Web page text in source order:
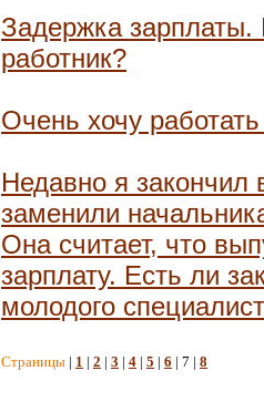
Задержка зарплаты.
работник?
Очень хочу
Недавно я закончил
заменили
Она считает, что
зарплату. Есть ли
молодого
Страницы | 1 | 2 | 3 | 4 | 5 | 6 | 7 | 8